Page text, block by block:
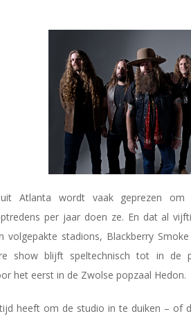
Atlanta wordt vaak geprezen om
per jaar doen ze. En dat al
volgepakte stadions, Blackberry
show blijft speltechnisch tot in de
het eerst in de Zwolse popzaal Hedon.
heeft om de studio in te duiken – of